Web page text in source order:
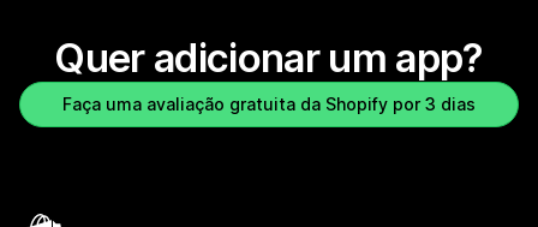
Quer adicionar um app?
Faça uma avaliação gratuita da Shopify por 3 dias